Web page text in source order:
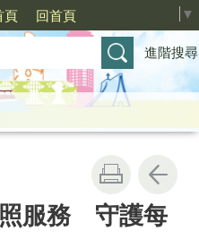
頁 回首頁 ▼
進階搜尋
照服務 守護每